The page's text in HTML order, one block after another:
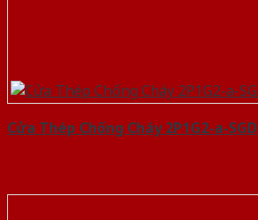
Cửa Thép Chống Cháy 2P1G2-a-SGD